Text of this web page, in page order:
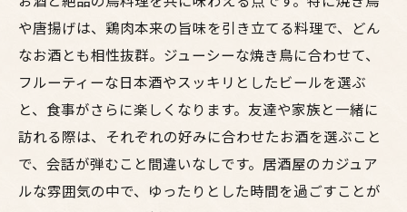
や唐揚げは、鶏肉本来の旨味を引き立てる料理で、どん
なお酒とも相性抜群。ジューシーな焼き鳥に合わせて、
フルーティーな日本酒やスッキリとしたビールを選ぶ
と、食事がさらに楽しくなります。友達や家族と一緒に
訪れる際は、それぞれの好みに合わせたお酒を選ぶこと
で、会話が弾むこと間違いなしです。居酒屋のカジュア
ルな雰囲気の中で、ゆったりとした時間を過ごすことが